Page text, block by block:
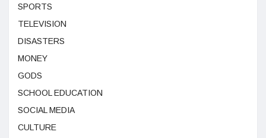
SPORTS
TELEVISION
DISASTERS
MONEY
GODS
SCHOOL EDUCATION
SOCIAL MEDIA
CULTURE